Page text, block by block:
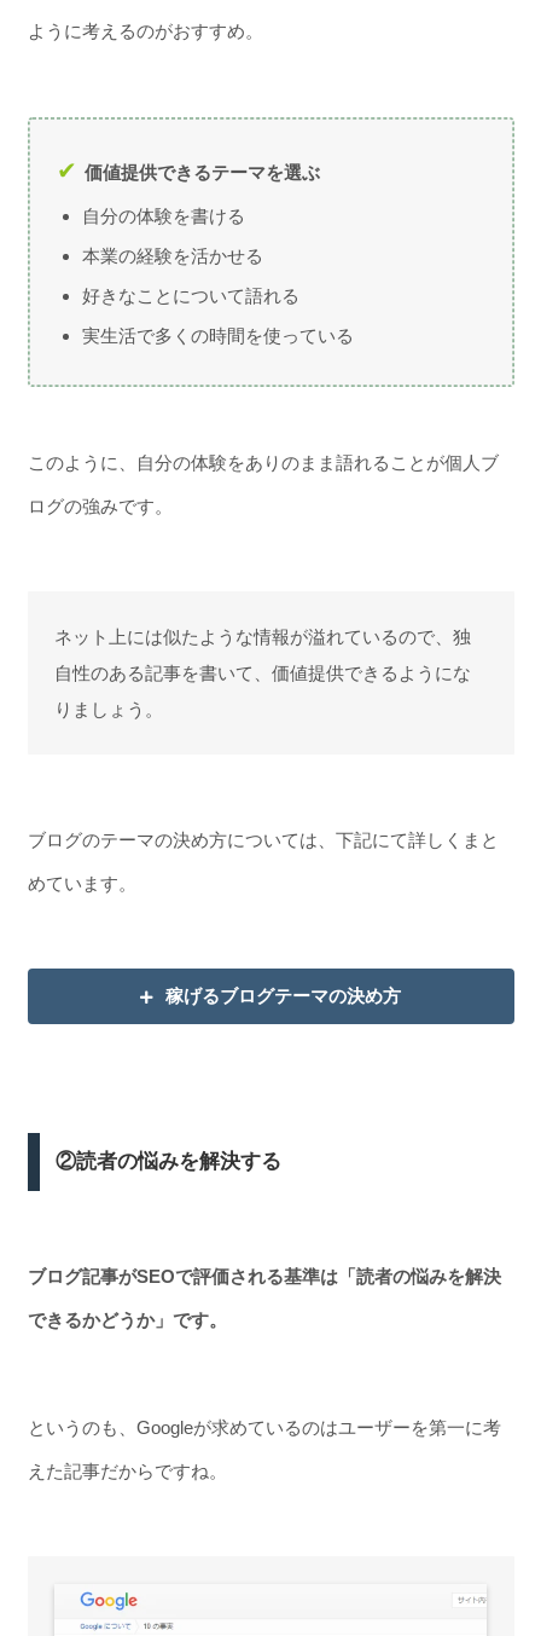
ように考えるのがおすすめ。
価値提供できるテーマを選ぶ
自分の体験を書ける
本業の経験を活かせる
好きなことについて語れる
実生活で多くの時間を使っている
このように、自分の体験をありのまま語れることが個人ブ
ログの強みです。
ネット上には似たような情報が溢れているので、独
自性のある記事を書いて、価値提供できるようにな
りましょう。
ブログのテーマの決め方については、下記にて詳しくまと
めています。
稼げるブログテーマの決め方
②読者の悩みを解決する
ブログ記事がSEOで評価される基準は「読者の悩みを解決
できるかどうか」です。
というのも、Googleが求めているのはユーザーを第一に考
えた記事だからですね。